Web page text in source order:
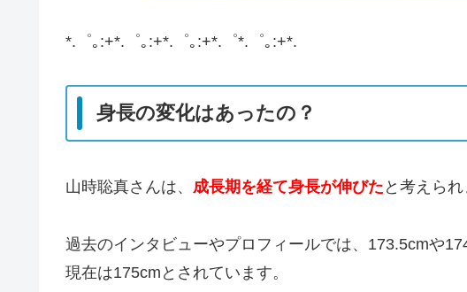
*.゜｡:+*.゜｡:+*.゜｡:+*.゜*.゜｡:+*.
身長の変化はあったの？
山時聡真さんは、 成長期を経て身長が伸びた と考えられ
過去のインタビューやプロフィールでは、173.5cmや
現在は175cmとされています。